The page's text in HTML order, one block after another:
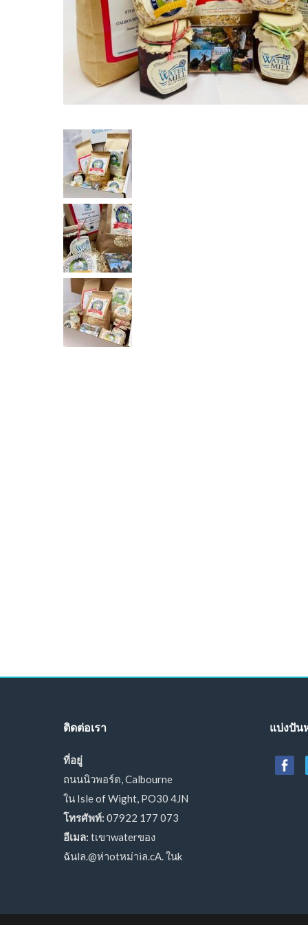
ติดต่อเรา
ที่อยู่
ถนนนิวพอร์ต, Calbourne
ใน Isle of Wight, PO30 4JN
โทรศัพท์: 07922 177 073
อีเมล: tเขาwaterของ
ฉันlล.@ห่าotหม่าiล.cA. ในk
แบ่งปัน